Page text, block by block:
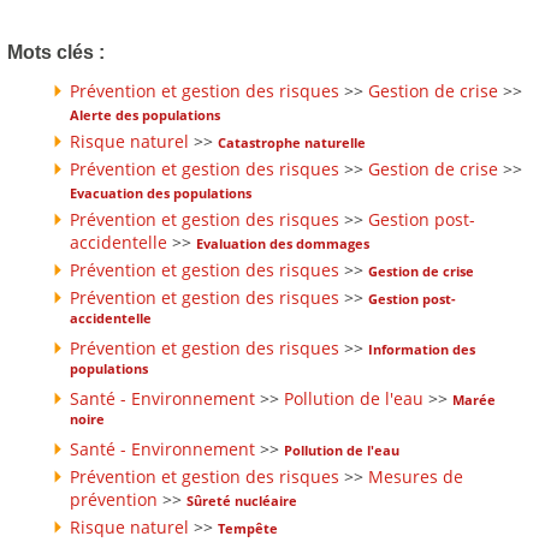
Mots clés :
Prévention et gestion des risques >> Gestion de crise >>
Alerte des populations
Risque naturel >> Catastrophe naturelle
Prévention et gestion des risques >> Gestion de crise >>
Evacuation des populations
Prévention et gestion des risques >> Gestion post-
accidentelle >> Evaluation des dommages
Prévention et gestion des risques >> Gestion de crise
Prévention et gestion des risques >> Gestion post-
accidentelle
Prévention et gestion des risques >> Information des
populations
Santé - Environnement >> Pollution de l'eau >> Marée
noire
Santé - Environnement >> Pollution de l'eau
Prévention et gestion des risques >> Mesures de
prévention >> Sûreté nucléaire
Risque naturel >> Tempête